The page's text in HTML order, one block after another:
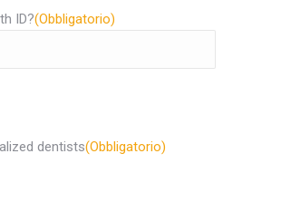
ID?(Obbligatorio)
dentists(Obbligatorio)